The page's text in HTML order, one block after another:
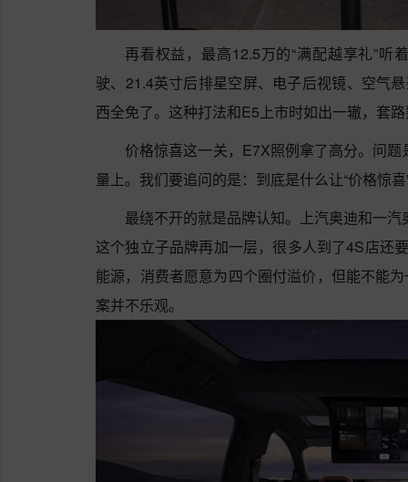
再看权益，最高12.5万的“满配越享礼”听
驶、21.4英寸后排星空屏、电子后视镜、空气
西全免了。这种打法和E5上市时如出一辙，套
价格惊喜这一关，E7X照例拿了高分。问
量上。我们要追问的是：到底是什么让“价格惊
最绕不开的就是品牌认知。上汽奥迪和一
这个独立子品牌再加一层，很多人到了4S店还
能源，消费者愿意为四个圈付溢价，但能不能
案并不乐观。